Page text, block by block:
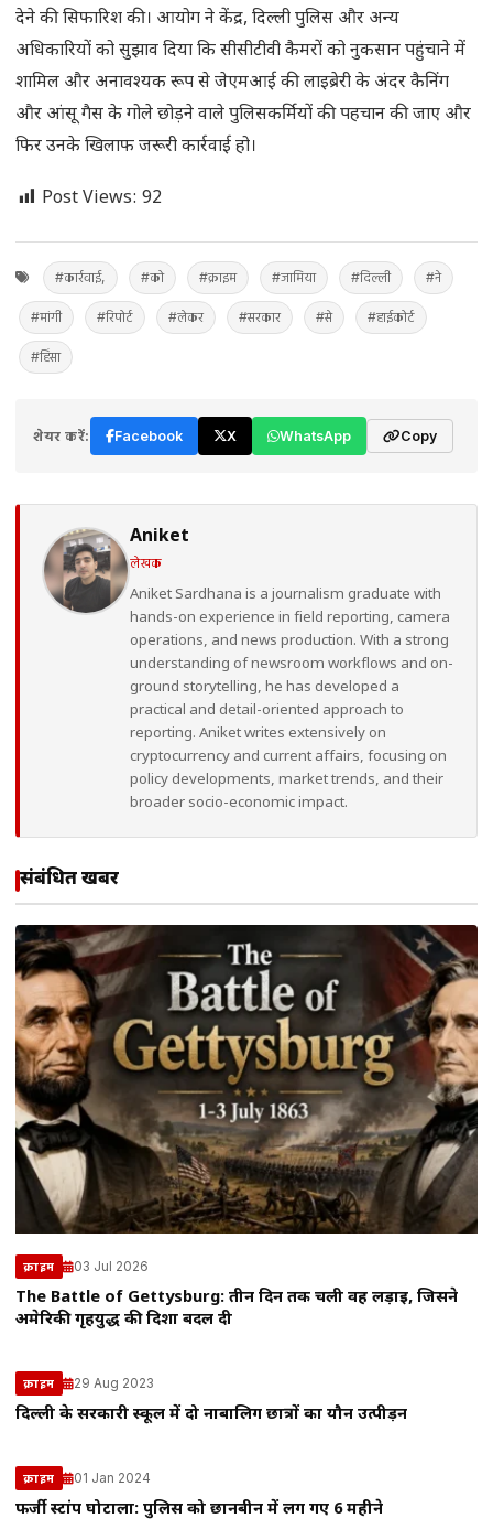
देने की सिफारिश की। आयोग ने केंद्र, दिल्ली पुलिस और अन्य
अधिकारियों को सुझाव दिया कि सीसीटीवी कैमरों को नुकसान पहुंचाने में
शामिल और अनावश्यक रूप से जेएमआई की लाइब्रेरी के अंदर कैनिंग
और आंसू गैस के गोले छोड़ने वाले पुलिसकर्मियों की पहचान की जाए और
फिर उनके खिलाफ जरूरी कार्रवाई हो।
Post Views: 92
#कार्रवाई, #को #क्राइम #जामिया #दिल्ली #ने
#मांगी #रिपोर्ट #लेकर #सरकार #से #हाईकोर्ट
#हिंसा
शेयर करें: Facebook X WhatsApp Copy
Aniket
लेखक
Aniket Sardhana is a journalism graduate with
hands-on experience in field reporting, camera
operations, and news production. With a strong
understanding of newsroom workflows and on-
ground storytelling, he has developed a
practical and detail-oriented approach to
reporting. Aniket writes extensively on
cryptocurrency and current affairs, focusing on
policy developments, market trends, and their
broader socio-economic impact.
संबंधित खबरें
क्राइम 03 Jul 2026
The Battle of Gettysburg: तीन दिन तक चली वह लड़ाई, जिसने
अमेरिकी गृहयुद्ध की दिशा बदल दी
क्राइम 29 Aug 2023
दिल्ली के सरकारी स्कूल में दो नाबालिग छात्रों का यौन उत्पीड़न
क्राइम 01 Jan 2024
फर्जी स्टांप घोटाला: पुलिस को छानबीन में लग गए 6 महीने